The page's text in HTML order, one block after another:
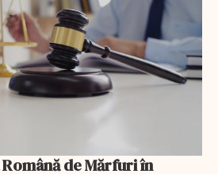
de Mărfuri în